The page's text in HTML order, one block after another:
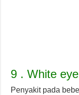
9 . White
Penyakit pada